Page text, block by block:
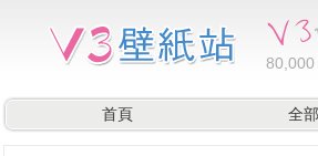
80,000
首頁 全